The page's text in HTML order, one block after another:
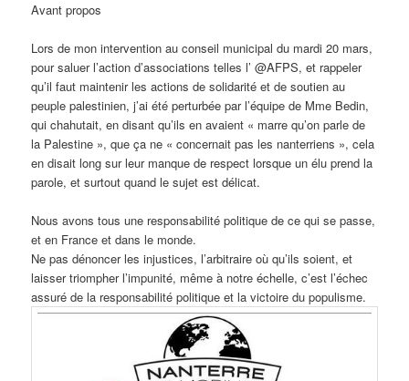
Avant propos
Lors de mon intervention au conseil municipal du mardi 20 mars,
pour saluer l’action d’associations telles l’ @AFPS, et rappeler
qu’il faut maintenir les actions de solidarité et de soutien au
peuple palestinien, j’ai été perturbée par l’équipe de Mme Bedin,
qui chahutait, en disant qu’ils en avaient « marre qu’on parle de
la Palestine », que ça ne « concernait pas les nanterriens », cela
en disait long sur leur manque de respect lorsque un élu prend la
parole, et surtout quand le sujet est délicat.
Nous avons tous une responsabilité politique de ce qui se passe,
et en France et dans le monde.
Ne pas dénoncer les injustices, l’arbitraire où qu’ils soient, et
laisser triompher l’impunité, même à notre échelle, c’est l’échec
assuré de la responsabilité politique et la victoire du populisme.